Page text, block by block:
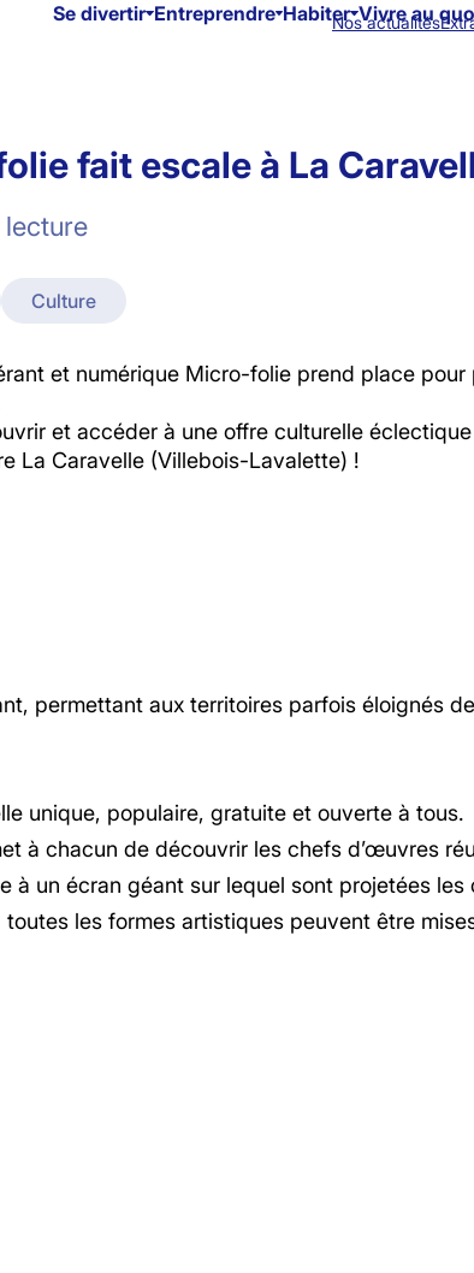
Nos actualités
Se divertir Entreprendre Habiter Vivre au
fait escale à La
lecture
Culture
et numérique Micro-folie prend place
et accéder à une offre culturelle
La Caravelle (Villebois-Lavalette) !
permettant aux territoires parfois éloignés
unique, populaire, gratuite et ouverte à tous.
à chacun de découvrir les chefs d’œuvres
à un écran géant sur lequel sont projetées
les formes artistiques peuvent être